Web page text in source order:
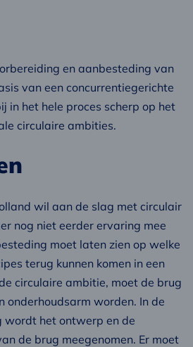
en aanbesteding van
van een concurrentiegerichte
in het hele proces scherp op het
circulaire ambities.
wil aan de slag met circulair
nog niet eerder ervaring mee
moet laten zien op welke
terug kunnen komen in een
circulaire ambitie, moet de brug
onderhoudsarm worden. In de
wordt het ontwerp en de
de brug meegenomen. Er moet